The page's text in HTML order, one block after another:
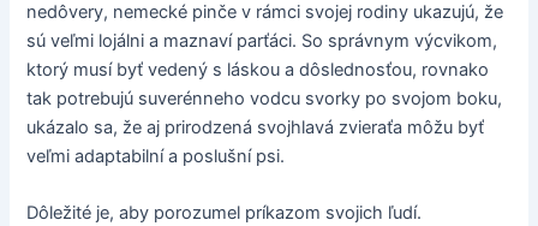
nedôvery, nemecké pinče v rámci svojej rodiny ukazujú, že
sú veľmi lojálni a maznaví parťáci. So správnym výcvikom,
ktorý musí byť vedený s láskou a dôslednosťou, rovnako
tak potrebujú suverénneho vodcu svorky po svojom boku,
ukázalo sa, že aj prirodzená svojhlavá zvieraťa môžu byť
veľmi adaptabilní a poslušní psi.
Dôležité je, aby porozumel príkazom svojich ľudí.